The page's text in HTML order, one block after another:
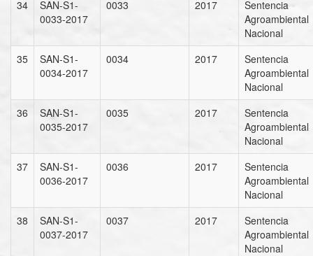
34
SAN-S1-
0033-2017
0033 2017
Sentencia
Agroambiental
Nacional
35
SAN-S1-
0034-2017
0034 2017
Sentencia
Agroambiental
Nacional
36
SAN-S1-
0035-2017
0035 2017
Sentencia
Agroambiental
Nacional
37
SAN-S1-
0036-2017
0036 2017
Sentencia
Agroambiental
Nacional
38
SAN-S1-
0037-2017
0037 2017
Sentencia
Agroambiental
Nacional